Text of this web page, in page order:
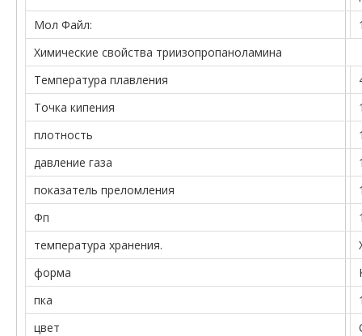
Мол Файл:
Химические свойства триизопропаноламина
Температура плавления
Точка кипения
плотность
давление газа
показатель преломления
Фп
температура хранения.
форма
пка
цвет